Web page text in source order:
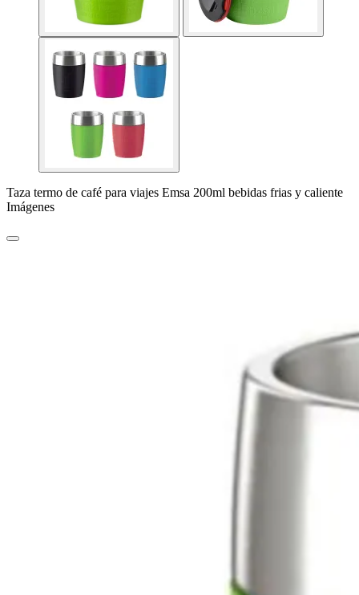
Taza termo de café para viajes Emsa 200ml bebidas frias y caliente
Imágenes